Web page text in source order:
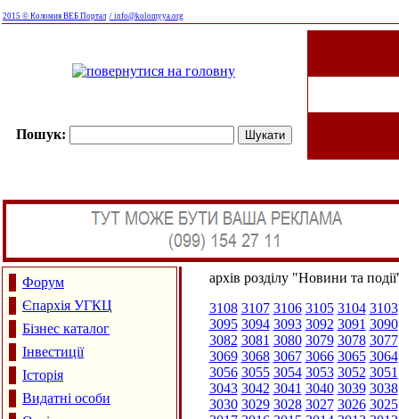
2015 © Коломия ВЕБ Портал / info@kolomyya.org
Пошук:
Форум
Єпархія УГКЦ
Бізнес каталог
Інвестиції
Історія
Видатні особи
архів розділу "Новини та
3108 3107 3106 3105 3104 3103
3095 3094 3093 3092 3091 3090
3082 3081 3080 3079 3078 3077
3069 3068 3067 3066 3065 3064
3056 3055 3054 3053 3052 3051
3043 3042 3041 3040 3039 3038
3030 3029 3028 3027 3026 3025